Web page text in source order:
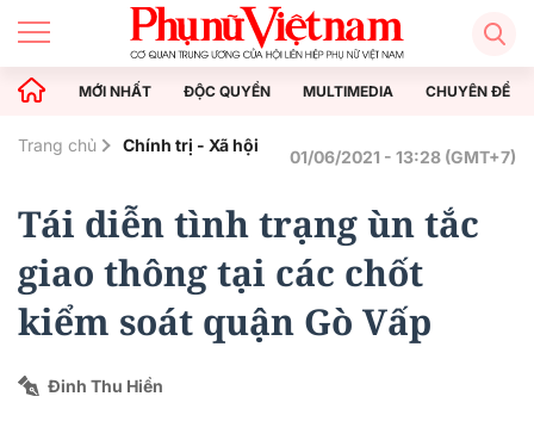
MỚI NHẤT ĐỘC QUYỀN MULTIMEDIA CHUYÊN ĐỀ
Trang chủ Chính trị - Xã hội
01/06/2021 - 13:28 (GMT+7)
Tái diễn tình trạng ùn tắc
giao thông tại các chốt
kiểm soát quận Gò Vấp
Đinh Thu Hiền